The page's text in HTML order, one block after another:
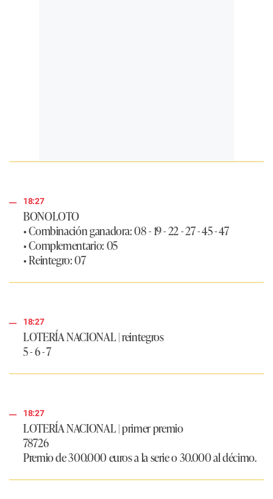
18:27
BONOLOTO
• Combinación ganadora: 08 - 19 - 22 - 27 - 45 - 47
• Complementario: 05
• Reintegro: 07
18:27
LOTERÍA NACIONAL | reintegros
5 - 6 - 7
18:27
LOTERÍA NACIONAL | primer premio
78726
Premio de 300.000 euros a la serie o 30.000 al décimo.